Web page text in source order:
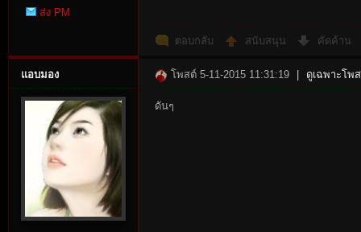
Pointส่ง PM
ตอบกลับ สนับสนุน คัดค้าน
แอบมอง โพสต์ 5-11-2015 11:31:19 ดูเฉพาะโพ
ดันๆ